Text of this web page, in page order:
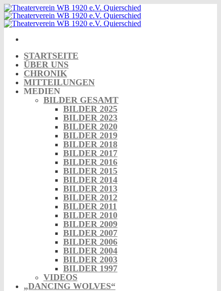
Skip
to
content
STARTSEITE
ÜBER UNS
CHRONIK
MITTEILUNGEN
MEDIEN
BILDER GESAMT
BILDER 2025
BILDER 2023
BILDER 2020
BILDER 2019
BILDER 2018
BILDER 2017
BILDER 2016
BILDER 2015
BILDER 2014
BILDER 2013
BILDER 2012
BILDER 2011
BILDER 2010
BILDER 2009
BILDER 2007
BILDER 2006
BILDER 2004
BILDER 2003
BILDER 1997
VIDEOS
„DANCING WOLVES“